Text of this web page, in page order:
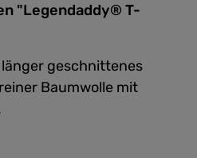
"Legendaddy® T-
geschnittenes
Baumwolle mit